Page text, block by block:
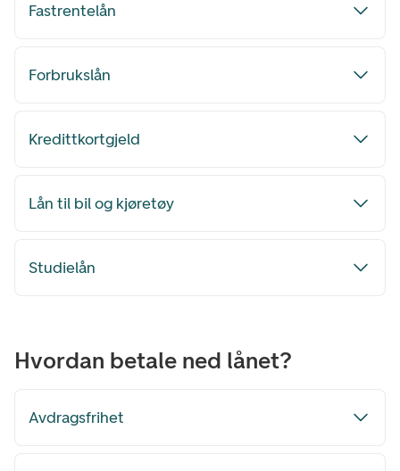
Fastrentelån
Forbrukslån
Kredittkortgjeld
Lån til bil og kjøretøy
Studielån
Hvordan betale ned lånet?
Avdragsfrihet